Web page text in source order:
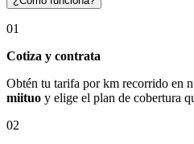
01
Cotiza y contrata
Obtén tu tarifa por km recorrido en
miituo y elige el plan de cobertura
02